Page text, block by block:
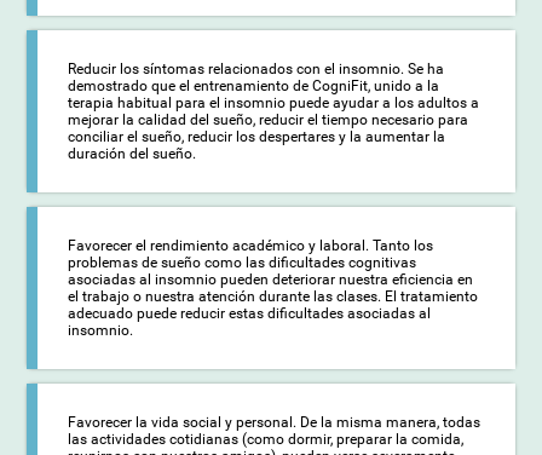
Reducir los síntomas relacionados con el insomnio. Se ha
demostrado que el entrenamiento de CogniFit, unido a la
terapia habitual para el insomnio puede ayudar a los adultos a
mejorar la calidad del sueño, reducir el tiempo necesario para
conciliar el sueño, reducir los despertares y la aumentar la
duración del sueño.
Favorecer el rendimiento académico y laboral. Tanto los
problemas de sueño como las dificultades cognitivas
asociadas al insomnio pueden deteriorar nuestra eficiencia en
el trabajo o nuestra atención durante las clases. El tratamiento
adecuado puede reducir estas dificultades asociadas al
insomnio.
Favorecer la vida social y personal. De la misma manera, todas
las actividades cotidianas (como dormir, preparar la comida,